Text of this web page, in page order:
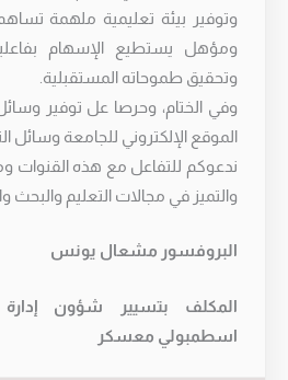
وتوفير بيئة تعليمية ملهمة
ومؤهل يستطيع الإسهام
وتحقيق طموحاته المستقبلية.
وفي الختام، وحرصا عل توفير
الموقع الإلكتروني للجامعة وسائل
ندعوكم للتفاعل مع هذه القنوات
والتميز في مجالات التعليم والبحث
البروفسور مشعال يونس
المكلف بتسيير شؤون
اسطمبولي معسكر